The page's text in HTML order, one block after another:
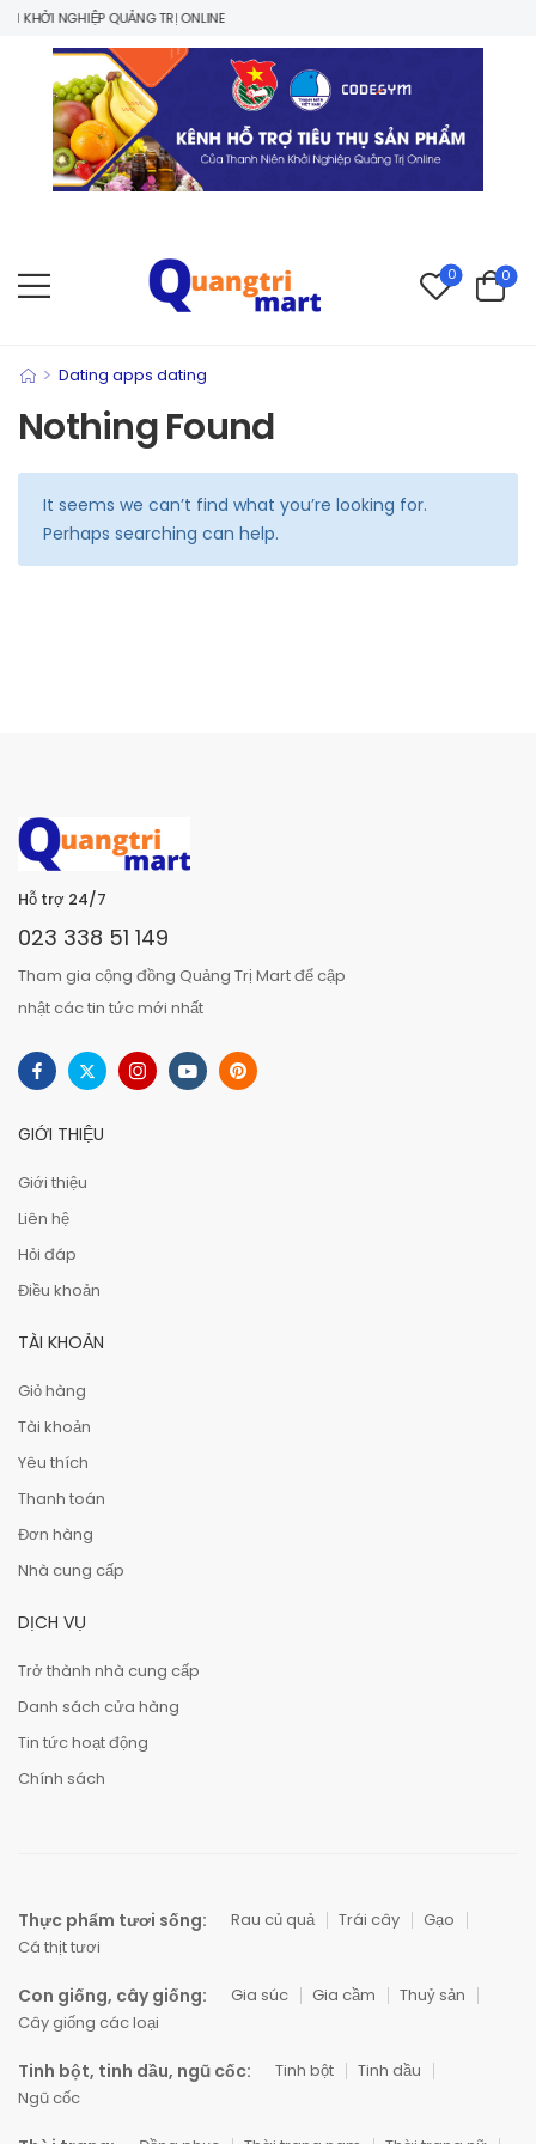
NGHIỆP QUẢNG TRỊ ONLINE
0 0
> Dating apps dating
Nothing Found
It seems we can’t find what you’re looking for.
Perhaps searching can help.
Hỗ trợ 24/7
023 338 51 149
Tham gia cộng đồng Quảng Trị Mart để cập
nhật các tin tức mới nhất
GIỚI THIỆU
Giới thiệu
Liên hệ
Hỏi đáp
Điều khoản
TÀI KHOẢN
Giỏ hàng
Tài khoản
Yêu thích
Thanh toán
Đơn hàng
Nhà cung cấp
DỊCH VỤ
Trở thành nhà cung cấp
Danh sách cửa hàng
Tin tức hoạt động
Chính sách
Thực phẩm tươi sống: Rau củ quả Trái cây
Gạo
Cá thịt tươi
Con giống, cây giống: Gia súc Gia cầm
Thuỷ sản
Cây giống các loại
Tinh bột, tinh dầu, ngũ cốc: Tinh bột
Tinh dầu
Ngũ cốc